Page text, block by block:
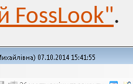
FossLook".